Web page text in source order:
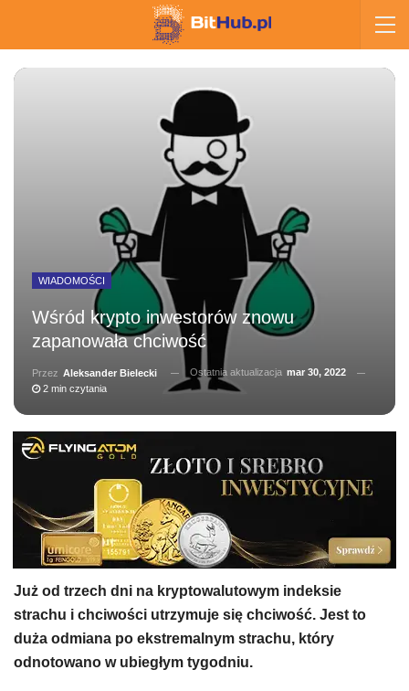
WIADOMOŚCI
Wśród krypto inwestorów znowu
zapanowała chciwość
Przez Aleksander Bielecki Ostatnia aktualizacja mar 30, 2022
2 min czytania
Już od trzech dni na kryptowalutowym indeksie
strachu i chciwości utrzymuje się chciwość. Jest to
duża odmiana po ekstremalnym strachu, który
odnotowano w ubiegłym tygodniu.